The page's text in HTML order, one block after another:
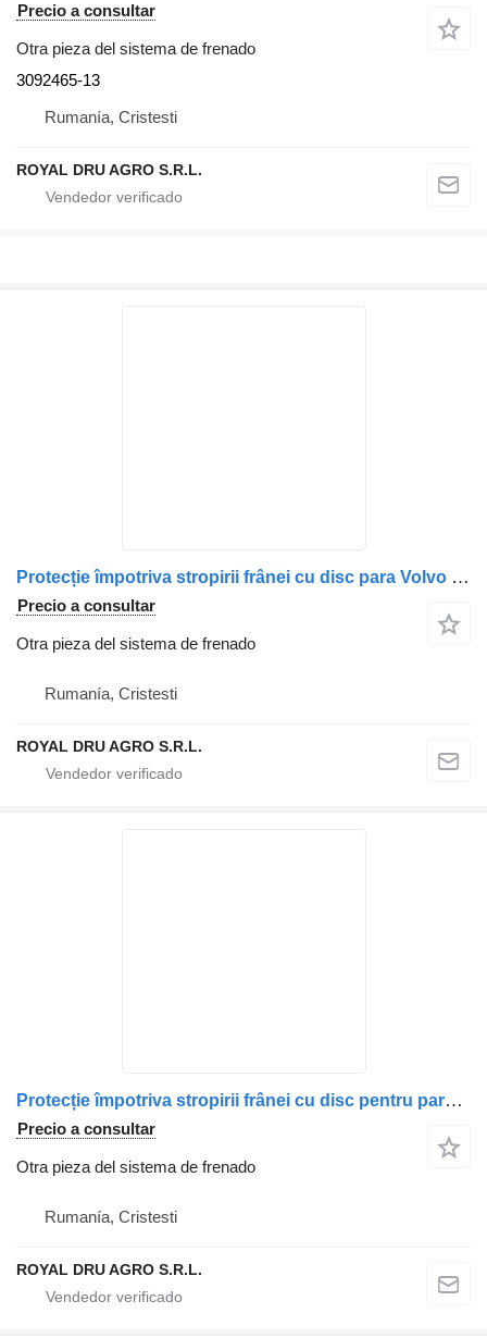
Precio a consultar
Otra pieza del sistema de frenado
3092465-13
Rumanía, Cristesti
ROYAL DRU AGRO S.R.L.
Protecție împotriva stropirii frânei cu disc para Volvo 24425044 / 20383326 / 20383323 / 7424425044 / 3171585 camión
Precio a consultar
Otra pieza del sistema de frenado
Rumanía, Cristesti
ROYAL DRU AGRO S.R.L.
Protecție împotriva stropirii frânei cu disc pentru para Volvo – Cod: 24425043 camión
Precio a consultar
Otra pieza del sistema de frenado
Rumanía, Cristesti
ROYAL DRU AGRO S.R.L.